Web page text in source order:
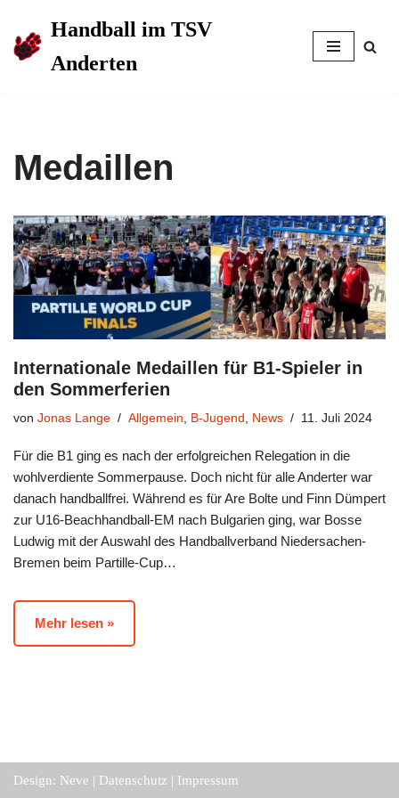
Zum
Handball im TSV
Anderten
Medaillen
Internationale Medaillen für B1-Spieler in
den Sommerferien
von Jonas Lange Allgemein, B-Jugend , News 11. Juli 2024
Für die B1 ging es nach der erfolgreichen Relegation in die
wohlverdiente Sommerpause. Doch nicht für alle Anderter war
danach handballfrei. Während es für Are Bolte und Finn Dümpert
zur U16-Beachhandball-EM nach Bulgarien ging, war Bosse
Ludwig mit der Auswahl des Handballverband Niedersachen-
Bremen beim Partille-Cup…
Mehr lesen »
Design: Neve | Datenschutz | Impressum